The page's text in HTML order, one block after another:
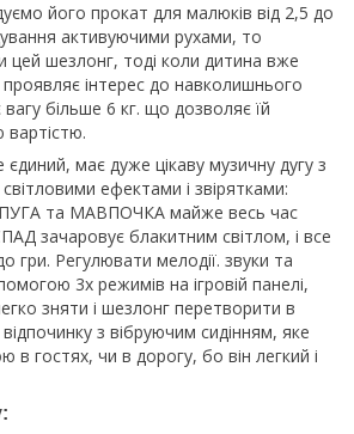
його прокат для малюків від 2,5 до
активуючими рухами, то
цей шезлонг, тоді коли дитина вже
проявляє інтерес до навколишнього
більше 6 кг. що дозволяє їй
вартістю.
має дуже цікаву музичну дугу з
ефектами і звірятками:
та МАВПОЧКА майже весь час
зачаровує блакитним світлом, і все
гри. Регулювати мелодії. звуки та
3х режимів на ігровій панелі,
зняти і шезлонг перетворити в
з вібруючим сидінням, яке
гостях, чи в дорогу, бо він легкий і